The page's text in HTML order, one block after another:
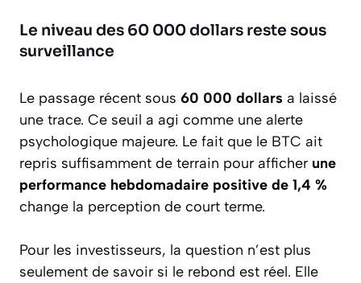
Le niveau des 60 000 dollars reste sous
surveillance
Le passage récent sous 60 000 dollars a laissé
une trace. Ce seuil a agi comme une alerte
psychologique majeure. Le fait que le BTC ait
repris suffisamment de terrain pour afficher une
performance hebdomadaire positive de 1,4 %
change la perception de court terme.
Pour les investisseurs, la question n’est plus
seulement de savoir si le rebond est réel. Elle